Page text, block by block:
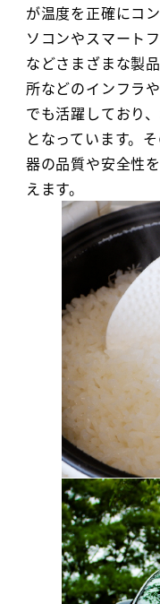
が温度を正確にコ
ソコンやスマート
などさまざまな製
所などのインフラ
でも活躍しており
となっています。
器の品質や安全性
えます。